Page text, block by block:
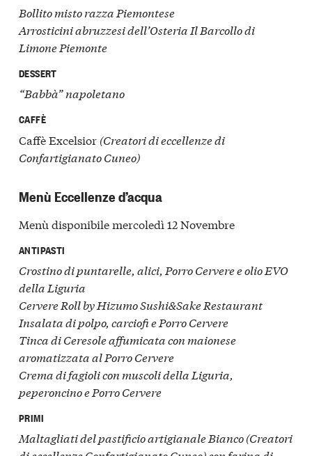
Bollito misto razza Piemontese
Arrosticini abruzzesi dell’Osteria Il Barcollo di
Limone Piemonte
DESSERT
“Babbà” napoletano
CAFFÈ
Caffè Excelsior (Creatori di eccellenze di
Confartigianato Cuneo)
Menù Eccellenze d’acqua
Menù disponibile mercoledì 12 Novembre
ANTIPASTI
Crostino di puntarelle, alici, Porro Cervere e olio EVO
della Liguria
Cervere Roll by Hizumo Sushi&Sake Restaurant
Insalata di polpo, carciofi e Porro Cervere
Tinca di Ceresole affumicata con maionese
aromatizzata al Porro Cervere
Crema di fagioli con muscoli della Liguria,
peperoncino e Porro Cervere
PRIMI
Maltagliati del pastificio artigianale Bianco (Creatori